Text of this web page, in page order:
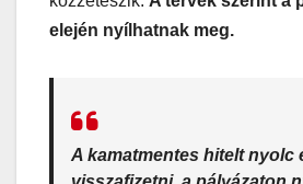
elején nyílhatnak meg.
A kamatmentes hitelt nyolc